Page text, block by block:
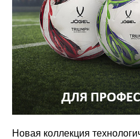
Новая коллекция